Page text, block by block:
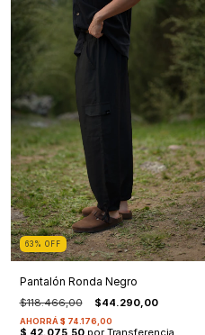
63 % OFF
Pantalón Ronda Negro
$118.466,00 $44.290,00